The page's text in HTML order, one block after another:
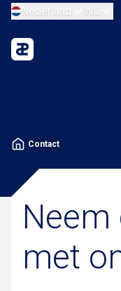
Nederland NL
Contact
Neem
met